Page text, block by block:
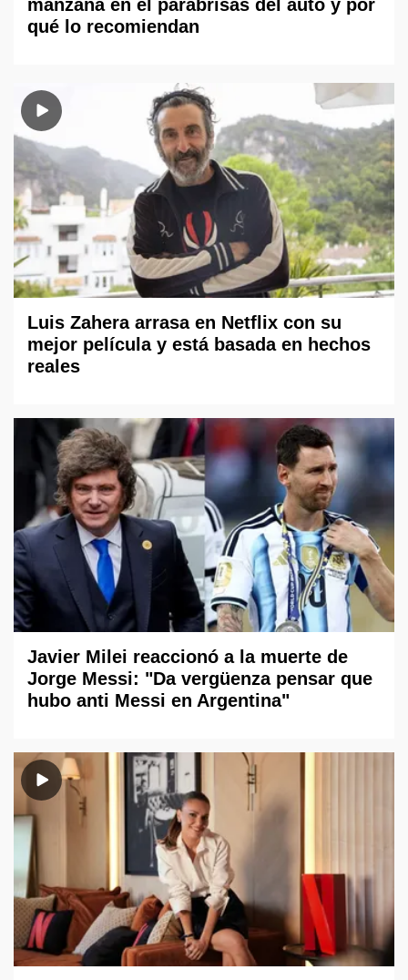
manzana en el parabrisas del auto y por
qué lo recomiendan
Luis Zahera arrasa en Netflix con su
mejor película y está basada en hechos
reales
Javier Milei reaccionó a la muerte de
Jorge Messi: "Da vergüenza pensar que
hubo anti Messi en Argentina"